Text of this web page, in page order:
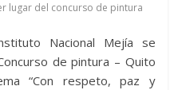
lugar del concurso de pintura
Nacional Mejía se
de pintura – Quito
“Con respeto, paz y